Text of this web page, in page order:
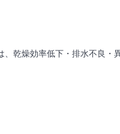
乾燥効率低下・排水不良